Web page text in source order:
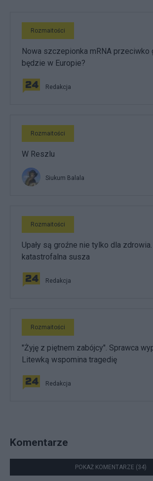
Rozmaitości
Nowa szczepionka mRNA przeciwko
będzie w Europie?
Redakcja
Rozmaitości
W Reszlu
Siukum Balala
Rozmaitości
Upały są groźne nie tylko dla
katastrofalna susza
Redakcja
Rozmaitości
"Żyję z piętnem zabójcy". Sprawca
Litewką wspomina tragedię
Redakcja
Komentarze
POKAŻ KOMENTARZE (34)